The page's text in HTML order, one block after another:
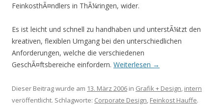
FeinkosthÃ¤ndlers in ThÃ¼ringen, wider.
Es ist leicht und schnell zu handhaben und unterstÃ¼tzt den
kreativen, flexiblen Umgang bei den unterschiedlichen
Anforderungen, welche die verschiedenen
GeschÃ¤ftsbereiche einfordern. Weiterlesen →
Dieser Beitrag wurde am 13. März 2006 in Grafik + Design intern
veröffentlicht. Schlagworte: Corporate Design Feinkost Hauffe.